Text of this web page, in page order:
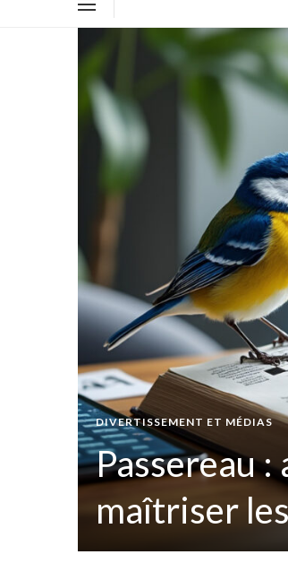
DIVERTISSEMENT ET MÉDIAS
Passereau
maîtriser